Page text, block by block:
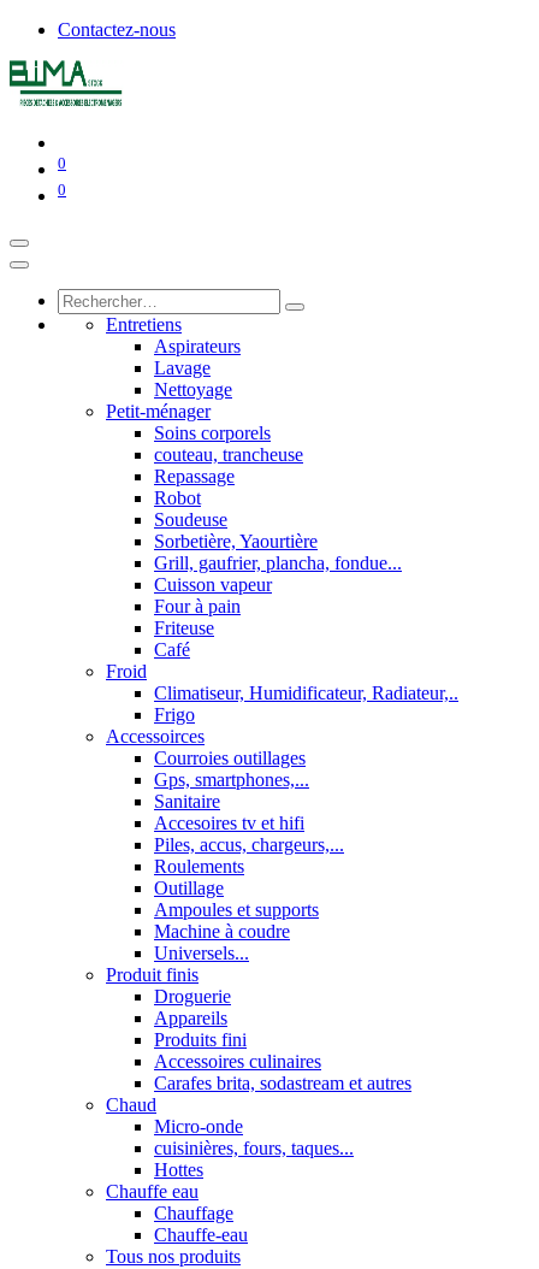
Contactez-nous
0
0
Entretiens
Aspirateurs
Lavage
Nettoyage
Petit-ménager
Soins corporels
couteau, trancheuse
Repassage
Robot
Soudeuse
Sorbetière, Yaourtière
Grill, gaufrier, plancha, fondue...
Cuisson vapeur
Four à pain
Friteuse
Café
Froid
Climatiseur, Humidificateur, Radiateur,..
Frigo
Accessoirces
Courroies outillages
Gps, smartphones,...
Sanitaire
Accesoires tv et hifi
Piles, accus, chargeurs,...
Roulements
Outillage
Ampoules et supports
Machine à coudre
Universels...
Produit finis
Droguerie
Appareils
Produits fini
Accessoires culinaires
Carafes brita, sodastream et autres
Chaud
Micro-onde
cuisinières, fours, taques...
Hottes
Chauffe eau
Chauffage
Chauffe-eau
Tous nos produits